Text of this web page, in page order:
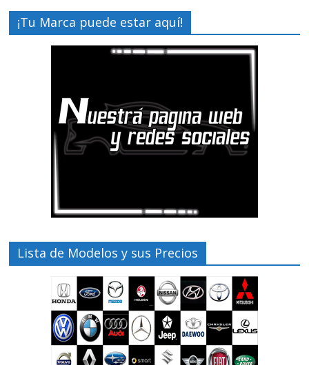
¡Tu Marca puede estar aquí!
Lista de Modelos y sus Precios